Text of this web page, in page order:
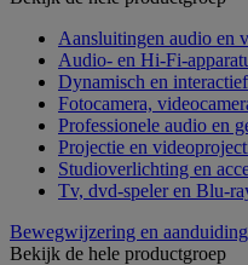
Aansluitingen audio en
Audio- en Hi-Fi-
Dynamisch en
Fotocamera,
Professionele audio en
Projectie en
Studioverlichting en
Tv, dvd-speler en Blu-
Bewegwijzering en
Bekijk de hele productgroep